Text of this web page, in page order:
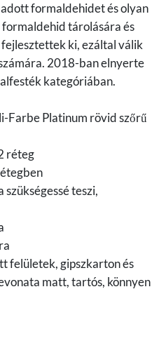
formaldehidet és olyan
tárolására és
ki, ezáltal válik
2018-ban elnyerte
kategóriában.
Farbe Platinum rövid szőrű
réteg
szükségessé teszi,
felületek, gipszkarton és
matt, tartós, könnyen